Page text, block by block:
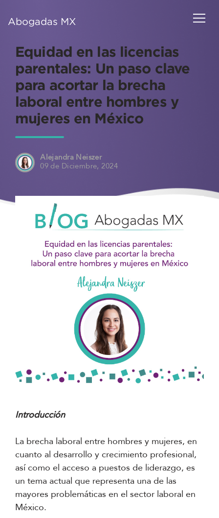
Abogadas MX
Equidad en las licencias
parentales: Un paso clave
para acortar la brecha
laboral entre hombres y
mujeres en México
Alejandra Neiszer
09 de Diciembre, 2024
Introducción
La brecha laboral entre hombres y mujeres, en
cuanto al desarrollo y crecimiento profesional,
así como el acceso a puestos de liderazgo, es
un tema actual que representa una de las
mayores problemáticas en el sector laboral en
México.